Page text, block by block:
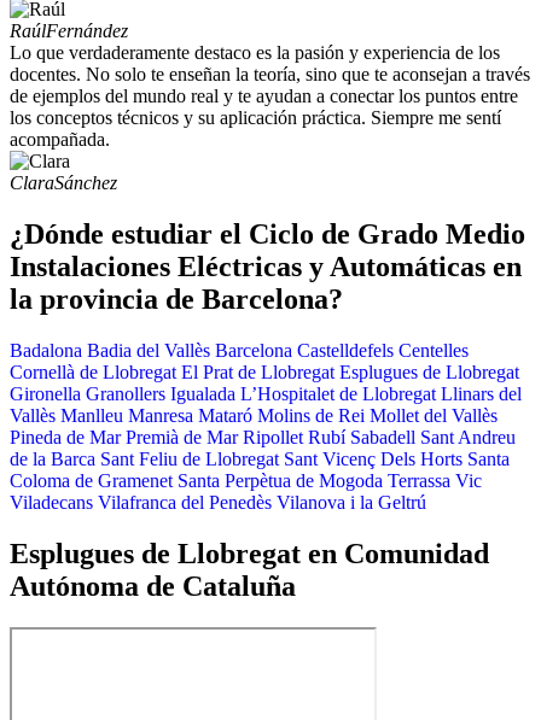
RaúlFernández
Lo que verdaderamente destaco es la pasión y experiencia de los
docentes. No solo te enseñan la teoría, sino que te aconsejan a través
de ejemplos del mundo real y te ayudan a conectar los puntos entre
los conceptos técnicos y su aplicación práctica. Siempre me sentí
acompañada.
ClaraSánchez
¿Dónde estudiar el Ciclo de Grado Medio
Instalaciones Eléctricas y Automáticas en
la provincia de Barcelona?
Badalona Badia del Vallès Barcelona Castelldefels Centelles
Cornellà de Llobregat El Prat de Llobregat Esplugues de Llobregat
Gironella Granollers Igualada L’Hospitalet de Llobregat Llinars del
Vallès Manlleu Manresa Mataró Molins de Rei Mollet del Vallès
Pineda de Mar Premià de Mar Ripollet Rubí Sabadell Sant Andreu
de la Barca Sant Feliu de Llobregat Sant Vicenç Dels Horts Santa
Coloma de Gramenet Santa Perpètua de Mogoda Terrassa Vic
Viladecans Vilafranca del Penedès Vilanova i la Geltrú
Esplugues de Llobregat en Comunidad
Autónoma de Cataluña